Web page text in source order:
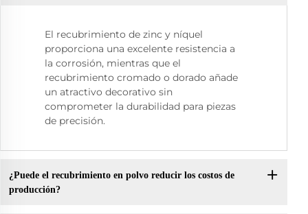
El recubrimiento de zinc y níquel
proporciona una excelente resistencia a
la corrosión, mientras que el
recubrimiento cromado o dorado añade
un atractivo decorativo sin
comprometer la durabilidad para piezas
de precisión.
¿Puede el recubrimiento en polvo reducir los costos de
producción?